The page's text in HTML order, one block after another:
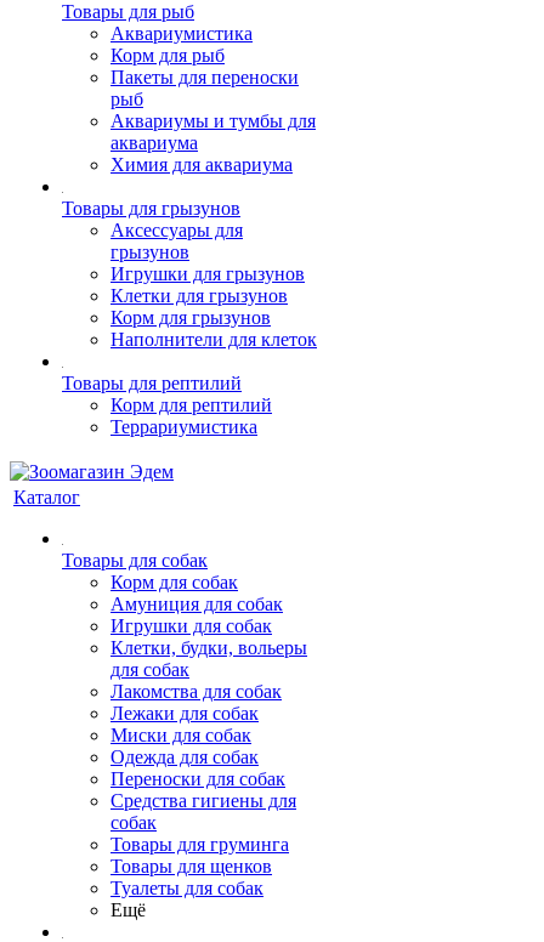
Товары для рыб
Аквариумистика
Корм для рыб
Пакеты для переноски
рыб
Аквариумы и тумбы для
аквариума
Химия для аквариума
Товары для грызунов
Аксессуары для
грызунов
Игрушки для грызунов
Клетки для грызунов
Корм для грызунов
Наполнители для клеток
Товары для рептилий
Корм для рептилий
Террариумистика
Каталог
Товары для собак
Корм для собак
Амуниция для собак
Игрушки для собак
Клетки, будки, вольеры
для собак
Лакомства для собак
Лежаки для собак
Миски для собак
Одежда для собак
Переноски для собак
Средства гигиены для
собак
Товары для груминга
Товары для щенков
Туалеты для собак
Ещё